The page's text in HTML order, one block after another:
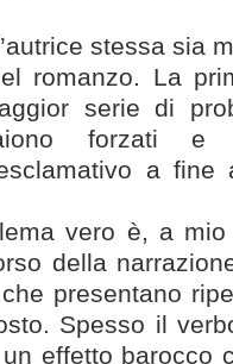
stessa sia
romanzo. La
serie di
forzati e
a fine
vero è, a
della
presentano
Spesso il
effetto barocco